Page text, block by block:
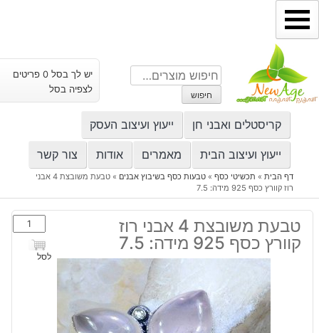
דילוג
לתוכן
חיפוש
עבור:
חיפוש
יש לך בסל 0 פריטים
לצפיה בסל
קריסטלים ואבני חן ייעוץ ועיצוב העסק
ייעוץ ועיצוב הבית מאמרים אודות צור קשר
דף הבית» תכשיטי כסף» טבעות כסף בשיבוץ אבנים »
טבעת משובצת 4 אבני
רוז קוורץ כסף 925 מידה: 7.5
טבעת משובצת 4 אבני רוז
קוורץ כסף 925 מידה: 7.5
כמות
של
טבעת
לסל